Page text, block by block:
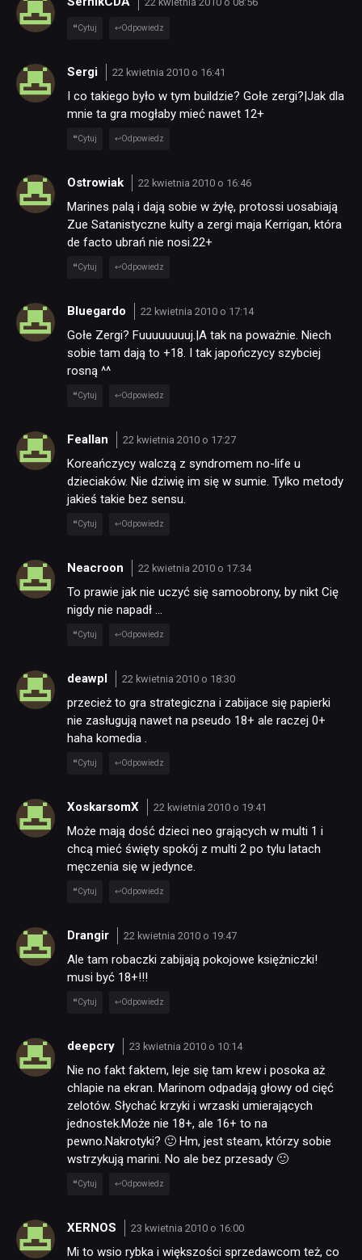
PUBLICYSTYKA
RETRO
DYSKUSJE
JUŻ GRALIŚMY
SKLEP
Cytuj Odpowiedz
Sergi 22 kwietnia 2010 o 16:41
I co takiego było w tym buildzie? Gołe zergi?|Jak dla
mnie ta gra mogłaby mieć nawet 12+
Cytuj Odpowiedz
Ostrowiak 22 kwietnia 2010 o 16:46
Marines palą i dają sobie w żyłę, protossi uosabiają
Zue Satanistyczne kulty a zergi maja Kerrigan, która
de facto ubrań nie nosi.22+
Cytuj Odpowiedz
Bluegardo 22 kwietnia 2010 o 17:14
Gołe Zergi? Fuuuuuuuuj.|A tak na poważnie. Niech
sobie tam dają to +18. I tak japończycy szybciej
rosną ^^
Cytuj Odpowiedz
Feallan 22 kwietnia 2010 o 17:27
Koreańczycy walczą z syndromem no-life u
dzieciaków. Nie dziwię im się w sumie. Tylko metody
jakieś takie bez sensu.
Cytuj Odpowiedz
Neacroon 22 kwietnia 2010 o 17:34
To prawie jak nie uczyć się samoobrony, by nikt Cię
nigdy nie napadł …
Cytuj Odpowiedz
deawpl 22 kwietnia 2010 o 18:30
przecież to gra strategiczna i zabijace się papierki
nie zasługują nawet na pseudo 18+ ale raczej 0+
haha komedia .
Cytuj Odpowiedz
XoskarsomX 22 kwietnia 2010 o 19:41
Może mają dość dzieci neo grających w multi 1 i
chcą mieć święty spokój z multi 2 po tylu latach
męczenia się w jedynce.
Cytuj Odpowiedz
Drangir 22 kwietnia 2010 o 19:47
Ale tam robaczki zabijają pokojowe księżniczki!
musi być 18+!!!
Cytuj Odpowiedz
deepcry 23 kwietnia 2010 o 10:14
Nie no fakt faktem, leje się tam krew i posoka aż
chlapie na ekran. Marinom odpadają głowy od cięć
zelotów. Słychać krzyki i wrzaski umierających
jednostek.Może nie 18+, ale 16+ to na
pewno.Nakrotyki? 🙂 Hm, jest steam, którzy sobie
wstrzykują marini. No ale bez przesady 🙂
Cytuj Odpowiedz
XERNOS 23 kwietnia 2010 o 16:00
Mi to wsio rybka i większości sprzedawcom też, co